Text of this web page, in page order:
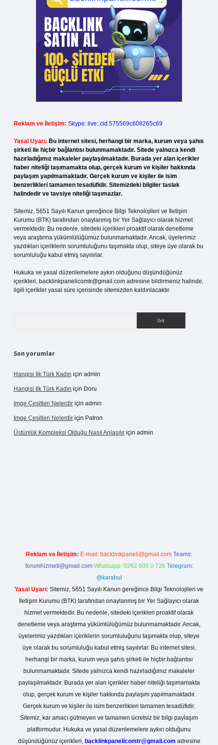
Reklam ve İletişim: Skype: live:.cid.575569c608265c69
Yasal Uyarı: Bu internet sitesi, herhangi bir marka, kurum veya şahıs
şirketi ile hiçbir bağlantısı bulunmamaktadır. Sitede yalnızca kendi
hazırladığımız makaleler paylaşılmaktadır. Burada yer alan içerikler
haber niteliği taşımamakta olup, gerçek kurum ve kişiler hakkında
paylaşım yapılmamaktadır. Gerçek kurum ve kişiler ile isim
benzerlikleri tamamen tesadüfidir. Sitemizdeki bilgiler taslak
halindedir ve tavsiye niteliği taşımazlar.
Sitemiz, 5651 Sayılı Kanun gereğince Bilgi Teknolojileri ve İletişim
Kurumu (BTK) tarafından onaylanmış bir Yer Sağlayıcı olarak hizmet
vermektedir. Bu nedenle, sitedeki içerikleri proaktif olarak denetleme
veya araştırma yükümlülüğümüz bulunmamaktadır. Ancak, üyelerimiz
yazdıkları içeriklerin sorumluluğunu taşımakta olup, siteye üye olarak bu
sorumluluğu kabul etmiş sayılırlar.
Hukuka ve yasal düzenlemelere aykırı olduğunu düşündüğünüz
içerikleri, backlinkpanelicomtr@gmail.com adresine bildirmeniz halinde,
ilgili içerikler yasal süre içerisinde sitemizden kaldırılacaktır.
Son yorumlar
Hangisi Ilk Türk Kadın için admin
Hangisi Ilk Türk Kadın için Doru
Imge Çeşitleri Nelerdir için admin
Imge Çeşitleri Nelerdir için Patron
Üstünlük Kompleksi Olduğu Nasıl Anlaşılır için admin
Reklam ve İletişim: E-mail: backlinkpaneli@gmail.com Teams:
forumhizmeti@gmail.com Whatsapp: 0262 606 0 726 Telegram:
@karabul
Yasal Uyarı: Sitemiz, 5651 Sayılı Kanun gereğince Bilgi Teknolojileri ve
İletişim Kurumu (BTK) tarafından onaylanmış bir Yer Sağlayıcı olarak
hizmet vermektedir. Bu nedenle, sitedeki içerikleri proaktif olarak
denetleme veya araştırma yükümlülüğümüz bulunmamaktadır. Ancak,
üyelerimiz yazdıkları içeriklerin sorumluluğunu taşımakta olup, siteye
üye olarak bu sorumluluğu kabul etmiş sayılırlar. Bu internet sitesi,
herhangi bir marka, kurum veya şahıs şirketi ile hiçbir bağlantısı
bulunmamaktadır. Sitede yalnızca kendi hazırladığımız makaleler
paylaşılmaktadır. Burada yer alan içerikler haber niteliği taşımamakta
olup, gerçek kurum ve kişiler hakkında paylaşım yapılmamaktadır.
Gerçek kurum ve kişiler ile isim benzerlikleri tamamen tesadüfidir.
Sitemiz, kar amacı gütmeyen ve tamamen ücretsiz bir bilgi paylaşım
platformudur. Hukuka ve yasal düzenlemelere aykırı olduğunu
düşündüğünüz içerikleri, backlinkpanelicomtr@gmail.com adresine